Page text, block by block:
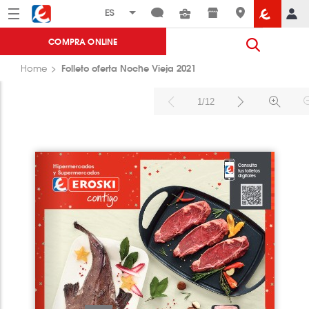
Menú Eroski
COMPRA ONLINE
Home Folleto oferta Noche Vieja 2021
1/12